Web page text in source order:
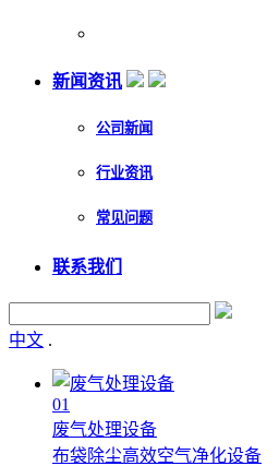
新闻资讯
公司新闻
行业资讯
常见问题
联系我们
中文 .
01
废气处理设备
布袋除尘高效空气净化设备